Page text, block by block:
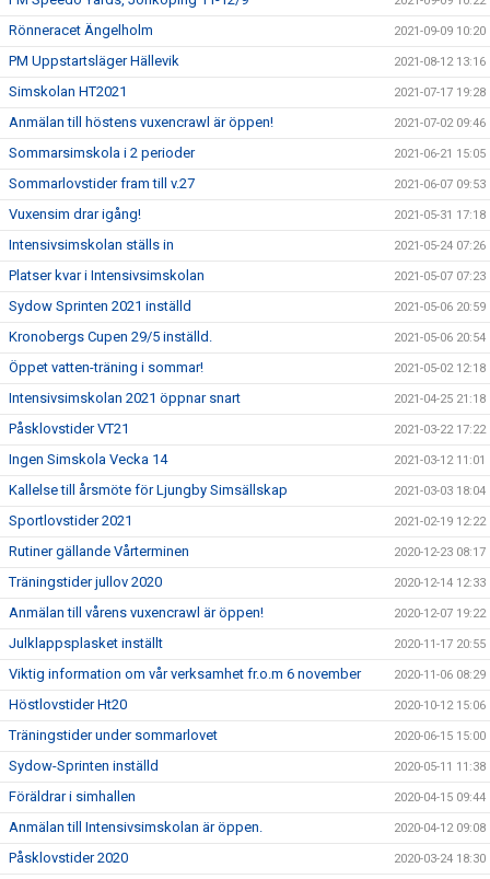
Rönneracet Ängelholm 2021-09-09 10:20
PM Uppstartsläger Hällevik 2021-08-12 13:16
Simskolan HT2021 2021-07-17 19:28
Anmälan till höstens vuxencrawl är öppen! 2021-07-02 09:46
Sommarsimskola i 2 perioder 2021-06-21 15:05
Sommarlovstider fram till v.27 2021-06-07 09:53
Vuxensim drar igång! 2021-05-31 17:18
Intensivsimskolan ställs in 2021-05-24 07:26
Platser kvar i Intensivsimskolan 2021-05-07 07:23
Sydow Sprinten 2021 inställd 2021-05-06 20:59
Kronobergs Cupen 29/5 inställd. 2021-05-06 20:54
Öppet vatten-träning i sommar! 2021-05-02 12:18
Intensivsimskolan 2021 öppnar snart 2021-04-25 21:18
Påsklovstider VT21 2021-03-22 17:22
Ingen Simskola Vecka 14 2021-03-12 11:01
Kallelse till årsmöte för Ljungby Simsällskap 2021-03-03 18:04
Sportlovstider 2021 2021-02-19 12:22
Rutiner gällande Vårterminen 2020-12-23 08:17
Träningstider jullov 2020 2020-12-14 12:33
Anmälan till vårens vuxencrawl är öppen! 2020-12-07 19:22
Julklappsplasket inställt 2020-11-17 20:55
Viktig information om vår verksamhet fr.o.m 6 november 2020-11-06 08:29
Höstlovstider Ht20 2020-10-12 15:06
Träningstider under sommarlovet 2020-06-15 15:00
Sydow-Sprinten inställd 2020-05-11 11:38
Föräldrar i simhallen 2020-04-15 09:44
Anmälan till Intensivsimskolan är öppen. 2020-04-12 09:08
Påsklovstider 2020 2020-03-24 18:30